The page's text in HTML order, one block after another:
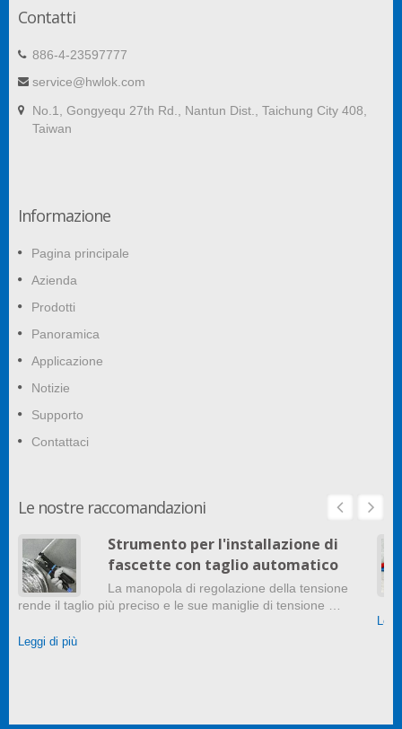
Contatti
886-4-23597777
service@hwlok.com
No.1, Gongyequ 27th Rd., Nantun Dist., Taichung City 408,
Taiwan
Informazione
Pagina principale
Azienda
Prodotti
Panoramica
Applicazione
Notizie
Supporto
Contattaci
Le nostre raccomandazioni
Strumento per l'installazione di
fascette con taglio automatico
La manopola di regolazione della tensione
rende il taglio più preciso e le sue maniglie di tensione …
Leggi di più